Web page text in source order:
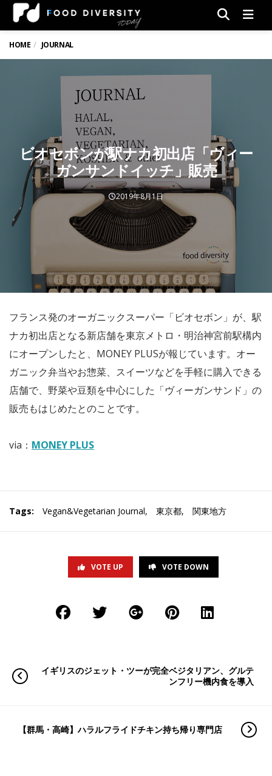
HOME JOURNAL
ビオセボンが駅ナカ初出店「ヴィー
ガンサンドイッチ」販売
2019年8月1日
フランス発のオーガニックスーパー「ビオセボン」が、駅
ナカ初出店となる新店舗を東京メトロ・明治神宮前駅構内
にオープンしたと、MONEY PLUSが報じています。オー
ガニック弁当やお惣菜、スイーツなどを手軽に購入できる
店舗で、野菜や豆類を中心にした「ヴィーガンサンド」の
販売もはじめたとのことです。
via： MONEY PLUS
Tags: Vegan&Vegetarian Journal, 東京都, 関東地方
VOTE UP VOTE DOWN
イギリスのジェット・ツーが完全ベジタリアン、グルテ
ンフリー機内食を導入
【群馬・高崎】ハラルフライドチキン持ち帰り専門店